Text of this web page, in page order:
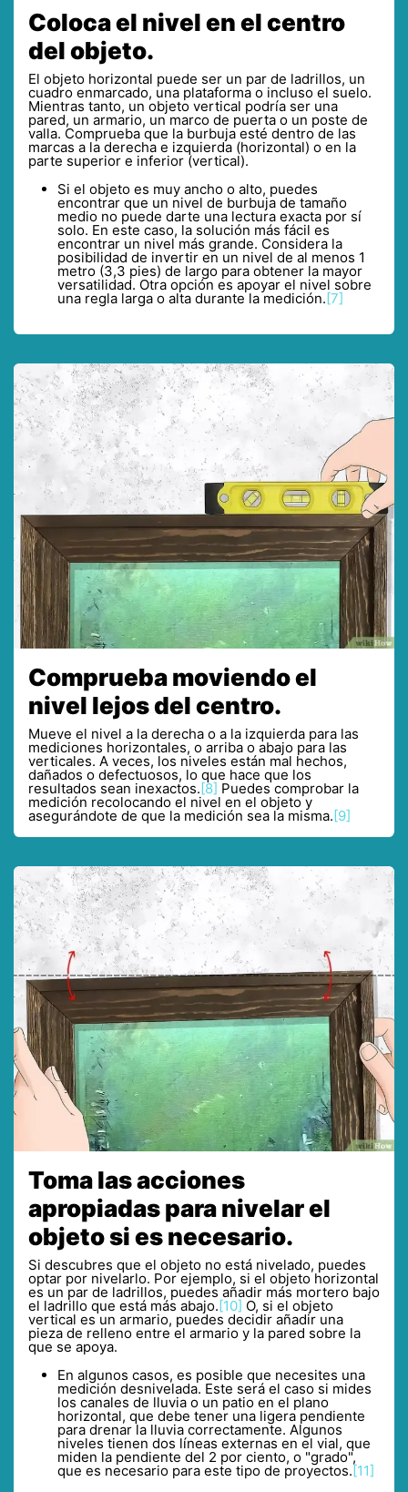
Coloca el nivel en el centro
del objeto.
El objeto horizontal puede ser un par de ladrillos, un
cuadro enmarcado, una plataforma o incluso el suelo.
Mientras tanto, un objeto vertical podría ser una
pared, un armario, un marco de puerta o un poste de
valla. Comprueba que la burbuja esté dentro de las
marcas a la derecha e izquierda (horizontal) o en la
parte superior e inferior (vertical).
Si el objeto es muy ancho o alto, puedes
encontrar que un nivel de burbuja de tamaño
medio no puede darte una lectura exacta por sí
solo. En este caso, la solución más fácil es
encontrar un nivel más grande. Considera la
posibilidad de invertir en un nivel de al menos 1
metro (3,3 pies) de largo para obtener la mayor
versatilidad. Otra opción es apoyar el nivel sobre
una regla larga o alta durante la medición.[7]
Comprueba moviendo el
nivel lejos del centro.
Mueve el nivel a la derecha o a la izquierda para las
mediciones horizontales, o arriba o abajo para las
verticales. A veces, los niveles están mal hechos,
dañados o defectuosos, lo que hace que los
resultados sean inexactos. [8] Puedes comprobar la
medición recolocando el nivel en el objeto y
asegurándote de que la medición sea la misma. [9]
Toma las acciones
apropiadas para nivelar el
objeto si es necesario.
Si descubres que el objeto no está nivelado, puedes
optar por nivelarlo. Por ejemplo, si el objeto horizontal
es un par de ladrillos, puedes añadir más mortero bajo
el ladrillo que está más abajo. [10] O, si el objeto
vertical es un armario, puedes decidir añadir una
pieza de relleno entre el armario y la pared sobre la
que se apoya.
En algunos casos, es posible que necesites una
medición desnivelada. Este será el caso si mides
los canales de lluvia o un patio en el plano
horizontal, que debe tener una ligera pendiente
para drenar la lluvia correctamente. Algunos
niveles tienen dos líneas externas en el vial, que
miden la pendiente del 2 por ciento, o "grado",
que es necesario para este tipo de proyectos. [11]